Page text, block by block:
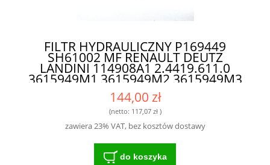
FILTR HYDRAULICZNY P169449
SH61002 MF RENAULT DEUTZ
LANDINI 114908A1 2.4419.611.0
3615949M1 3615949M2 3615949M3
3790454M2 3799319M1 4305928M1
4305928M91 4308416H1 6005003243
6005030722 B503095 - WYSOKIEJ
KLASY FILTR DLA ROLNIKÓW I
MECHANIKÓW
144,00 zł
(netto: 117,07 zł)
zawiera 23% VAT, bez kosztów dostawy
do koszyka